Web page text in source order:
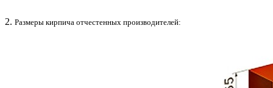
2. Размеры кирпича отчестенных производителей: